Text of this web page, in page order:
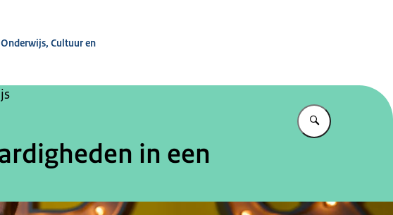
Cultuur en
Vul in wat u
in een